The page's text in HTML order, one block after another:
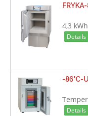
4,3
Details
-86°C-
Details